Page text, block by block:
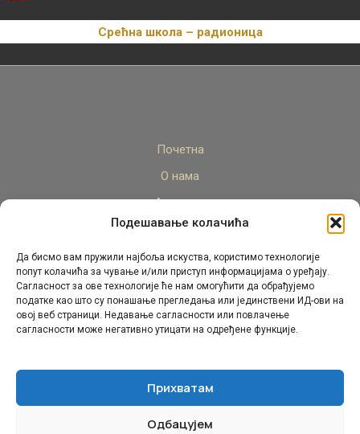
Подешавање колачића
Да бисмо вам пружили најбоља искуства, користимо технологије
попут колачића за чување и/или приступ информацијама о уређају.
Сагласност за ове технологије ће нам омогућити да обрађујемо
податке као што су понашање прегледања или јединствени ИД-ови на
овој веб страници. Недавање сагласности или повлачење
сагласности може негативно утицати на одређене функције.
Прихватам
Одбацујем
Срећна школа – радионица
Почетна
О нама
Актуелно
Стручни кадар
Пројекти
Архива
Контакт
© Републички педагошки завод Републике Српске.